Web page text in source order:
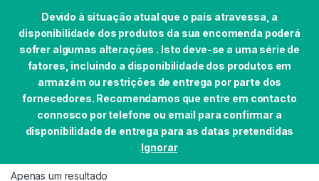
Devido à situação atual que o pais atravessa, a
disponibilidade dos produtos da sua encomenda poderá
sofrer algumas alterações . Isto deve-se a uma série de
fatores, incluindo a disponibilidade dos produtos em
armazém ou restrições de entrega por parte dos
fornecedores. Recomendamos que entre em contacto
connosco por telefone ou email para confirmar a
disponibilidade de entrega para as datas pretendidas
Ignorar
Skip to navigation
Skip to content
EAN do produto 4057749647030
4057749647030
Apenas um resultado